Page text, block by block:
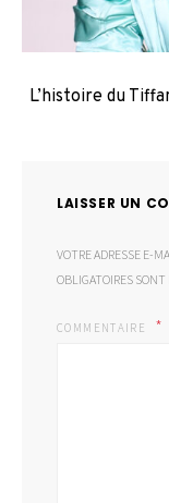
L’histoire du
LAISSER UN
VOTRE ADRESSE E-
OBLIGATOIRES
COMMENTAIRE